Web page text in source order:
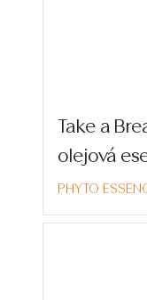
Take a
olejová
PHYTO